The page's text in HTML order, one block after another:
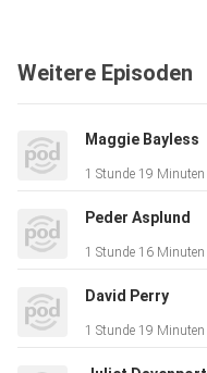
Weitere Episoden
Maggie Bayless
1 Stunde 19 Minuten
Peder Asplund
1 Stunde 16 Minuten
David Perry
1 Stunde 19 Minuten